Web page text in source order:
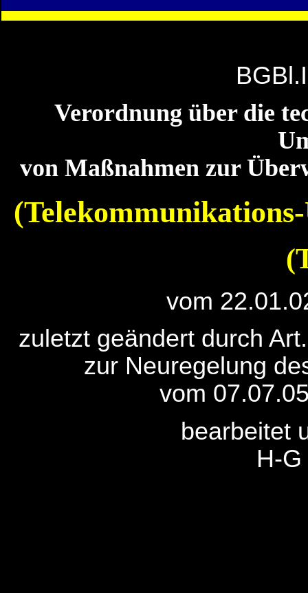
Verordnung über die
von Maßnahmen zur
vom
zuletzt geändert durch
zur Neuregelung
vom
bearbeitet
H-